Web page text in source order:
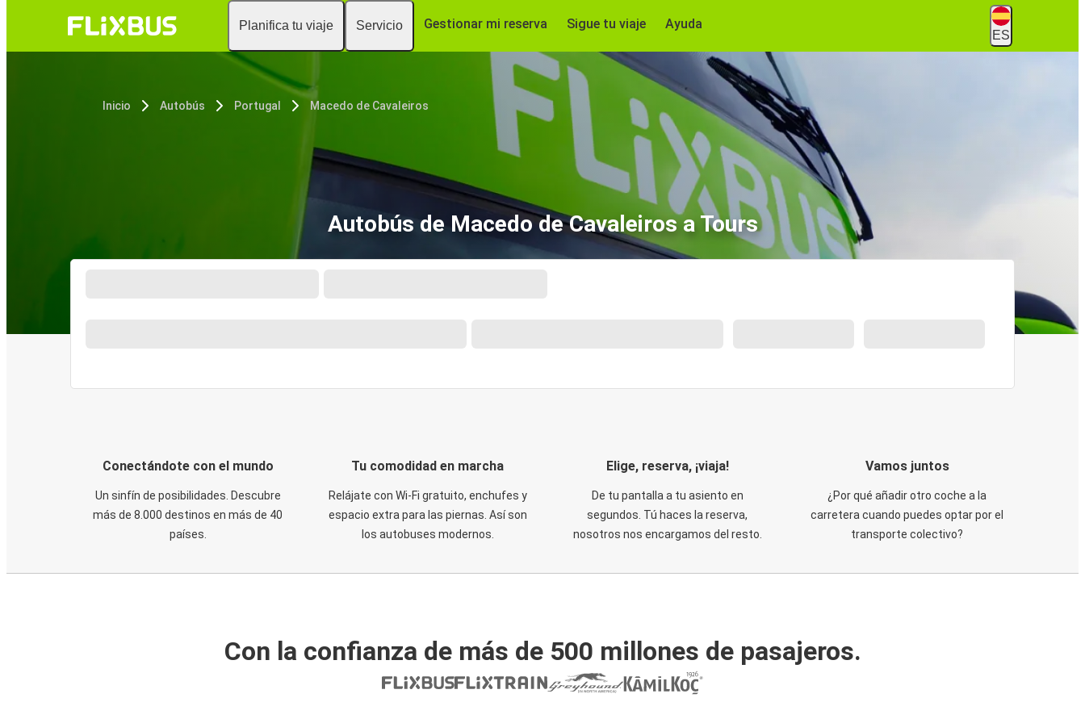
Planifica tu viaje Servicio Gestionar mi reserva Sigue tu viaje Ayuda
ES
Inicio Autobús Portugal Macedo de Cavaleiros
Autobús de Macedo de Cavaleiros a Tours
Conectándote con el mundo
Un sinfín de posibilidades. Descubre
más de 8.000 destinos en más de 40
países.
Tu comodidad en marcha
Relájate con Wi-Fi gratuito, enchufes y
espacio extra para las piernas. Así son
los autobuses modernos.
Elige, reserva, ¡viaja!
De tu pantalla a tu asiento en
segundos. Tú haces la reserva,
nosotros nos encargamos del resto.
Vamos juntos
¿Por qué añadir otro coche a la
carretera cuando puedes optar por el
transporte colectivo?
Con la confianza de más de 500 millones de pasajeros.